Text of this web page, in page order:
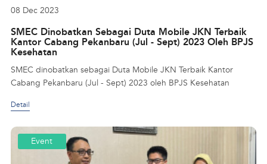
08 Dec 2023
SMEC Dinobatkan Sebagai Duta Mobile JKN Terbaik
Kantor Cabang Pekanbaru (Jul - Sept) 2023 Oleh BPJS
Kesehatan
SMEC dinobatkan sebagai Duta Mobile JKN Terbaik Kantor
Cabang Pekanbaru (Jul - Sept) 2023 oleh BPJS Kesehatan
Detail
Event